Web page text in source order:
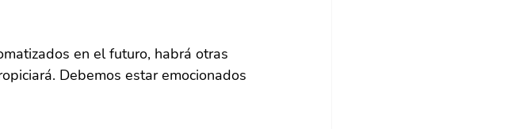
en el futuro, habrá otras
Debemos estar emocionados